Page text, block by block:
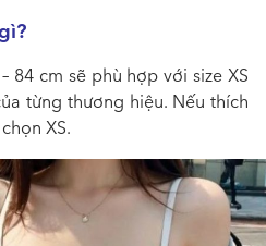
84 cm sẽ phù hợp với size XS
từng thương hiệu. Nếu thích
XS.